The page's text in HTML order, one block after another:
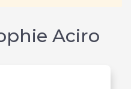
Aciro